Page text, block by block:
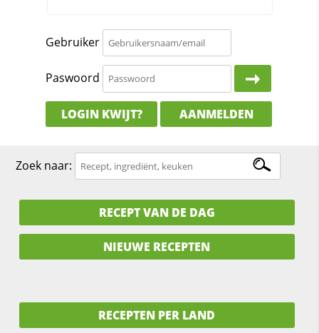
Gebruiker
Paswoord
LOGIN KWIJT? AANMELDEN
Zoek naar:
RECEPT VAN DE DAG
NIEUWE RECEPTEN
RECEPTEN PER LAND